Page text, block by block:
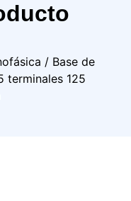
/ Base de
terminales 125